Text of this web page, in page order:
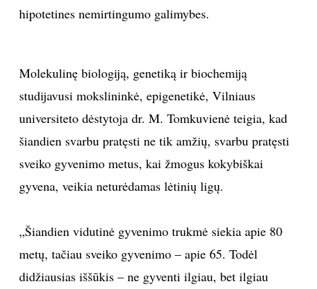
PRENUMERUOK
NAUJIENLAIŠKĮ
Prenumeruodami portalą,
taisyklėmis
hipotetines nemirtingumo galimybes.
Molekulinę biologiją, genetiką ir biochemiją
studijavusi mokslininkė, epigenetikė, Vilniaus
universiteto dėstytoja dr. M. Tomkuvienė teigia, kad
šiandien svarbu pratęsti ne tik amžių, svarbu pratęsti
sveiko gyvenimo metus, kai žmogus kokybiškai
gyvena, veikia neturėdamas lėtinių ligų.
„Šiandien vidutinė gyvenimo trukmė siekia apie 80
metų, tačiau sveiko gyvenimo – apie 65. Todėl
didžiausias iššūkis – ne gyventi ilgiau, bet ilgiau